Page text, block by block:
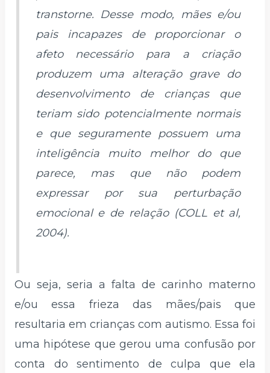
transtorne. Desse modo, mães e/ou
pais incapazes de proporcionar o
afeto necessário para a criação
produzem uma alteração grave do
desenvolvimento de crianças que
teriam sido potencialmente normais
e que seguramente possuem uma
inteligência muito melhor do que
parece, mas que não podem
expressar por sua perturbação
emocional e de relação (COLL et al,
2004).
Ou seja, seria a falta de carinho materno
e/ou essa frieza das mães/pais que
resultaria em crianças com autismo. Essa foi
uma hipótese que gerou uma confusão por
conta do sentimento de culpa que ela